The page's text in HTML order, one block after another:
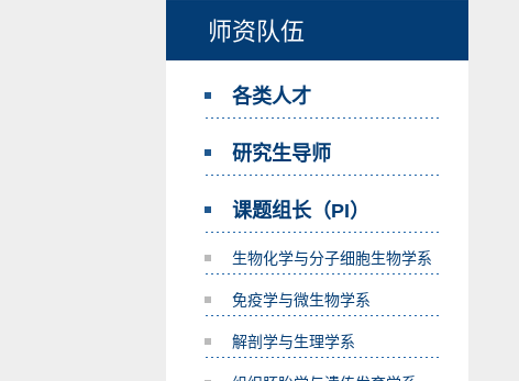
师资队伍
各类人才
研究生导师
课题组长（PI）
生物化学与分子细胞生物学系
免疫学与微生物学系
解剖学与生理学系